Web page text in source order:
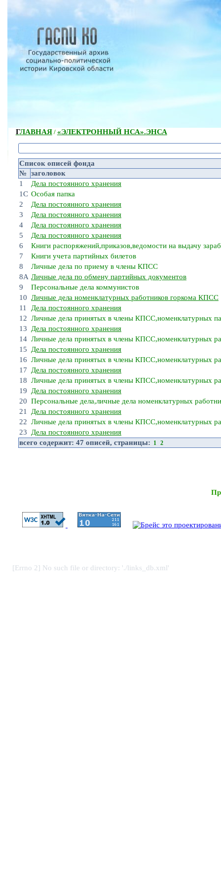
ГЛАВНАЯ/ «ЭЛЕКТРОННЫЙ НСА».ЭНСА
Список описей фонда
№
заголовок
1
Дела постоянного хранения
1С Особая папка
2
Дела постоянного хранения
3
Дела постоянного хранения
4
Дела постоянного хранения
5
Дела постоянного хранения
6
Книги распоряжений,приказов,ведомости на выдачу
7
Книги учета партийных билетов
8
Личные дела по приему в члены КПСС
8А Личные дела по обмену партийных документов
9
Персональные дела коммунистов
10 Личные дела номенклатурных работников горкома КПСС
11
Дела постоянного хранения
12 Личные дела принятых в члены КПСС,номенклатурных
13
Дела постоянного хранения
14 Личные дела принятых в члены КПСС,номенклатурных
15
Дела постоянного хранения
16 Личные дела принятых в члены КПСС,номенклатурных
17
Дела постоянного хранения
18 Личные дела принятых в члены КПСС,номенклатурных
19
Дела постоянного хранения
20 Персональные дела,личные дела номенклатурных
21
Дела постоянного хранения
22 Личные дела принятых в члены КПСС,номенклатурных
23
Дела постоянного хранения
всего содержит: 47 описей, страницы: 1 2
[Errno 2] No such file or directory: './links_db.xml'